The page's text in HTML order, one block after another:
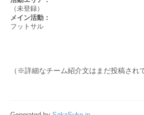
（未登録）
メイン活動：
フットサル
（※詳細なチーム紹介文はまだ投稿され